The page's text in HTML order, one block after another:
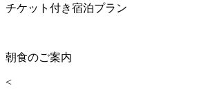
チケット付き宿泊プラン
朝食のご案内
<